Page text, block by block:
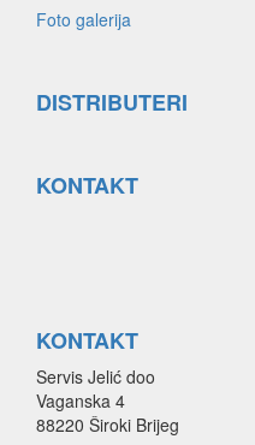
Foto galerija
DISTRIBUTERI
KONTAKT
KONTAKT
Servis Jelić doo
Vaganska 4
88220 Široki Brijeg